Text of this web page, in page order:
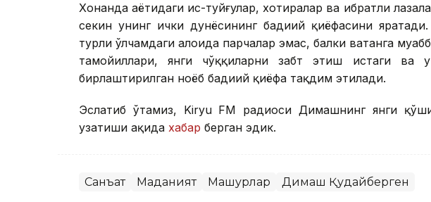
Хонанда ҳаётидаги ҳис-туйғулар, хотиралар ва ибратли
секин унинг ички дунёсининг бадиий қиёфасини
турли ўлчамдаги алоҳида парчалар эмас, балки ватанга
тамойиллари, янги чўққиларни забт этиш истаги ва
бирлаштирилган ноёб бадиий қиёфа тақдим этилади.
Эслатиб ўтамиз, Kiryu FM радиоси Димашнинг янги
узатиши ҳақида хабар берган эдик.
Санъат Маданият Машҳурлар Димаш Қудайберген